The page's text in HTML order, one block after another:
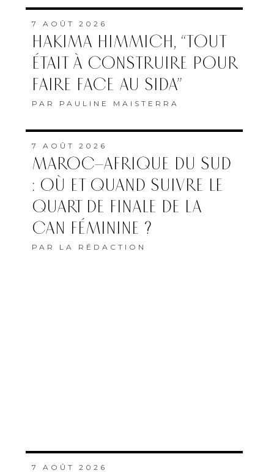
7 AOÛT 2026
HAKIMA HIMMICH, “TOUT
ÉTAIT À CONSTRUIRE POUR
FAIRE FACE AU SIDA”
PAR PAULINE MAISTERRA
7 AOÛT 2026
MAROC–AFRIQUE DU SUD
: OÙ ET QUAND SUIVRE LE
QUART DE FINALE DE LA
CAN FÉMININE ?
PAR LA RÉDACTION
7 AOÛT 2026